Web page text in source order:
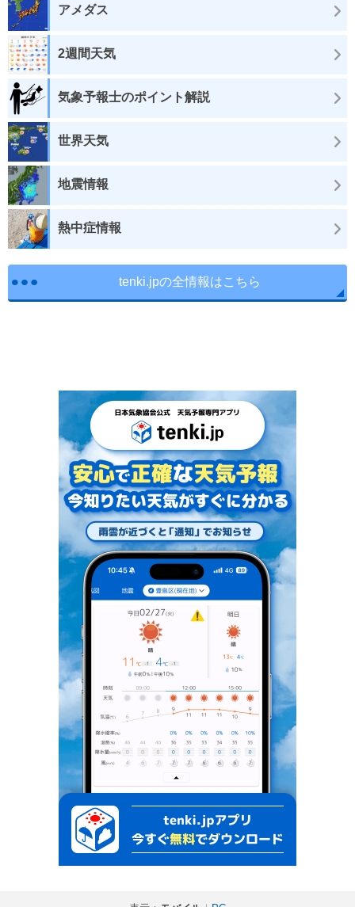
アメダス
2週間天気
気象予報士のポイント解説
世界天気
地震情報
熱中症情報
tenki.jpの全情報はこちら